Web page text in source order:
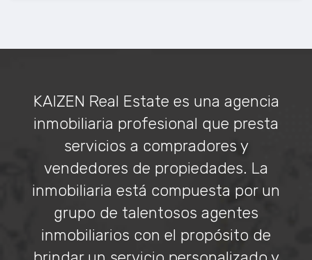
KAIZEN Real Estate es una agencia
inmobiliaria profesional que presta
servicios a compradores y
vendedores de propiedades. La
inmobiliaria está compuesta por un
grupo de talentosos agentes
inmobiliarios con el propósito de